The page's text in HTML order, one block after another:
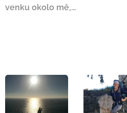
venku okolo mě,...